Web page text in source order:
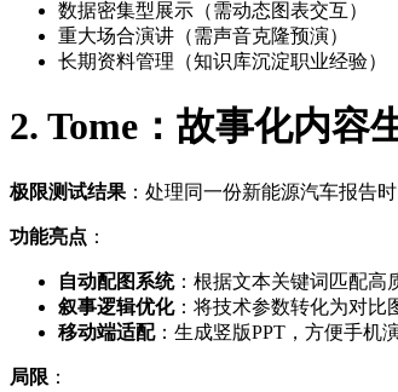
数据密集型展示（需动态图表交互）
重大场合演讲（需声音克隆预演）
长期资料管理（知识库沉淀职业经验）
2. Tome：故事化内容
极限测试结果 ：处理同一份新能源汽车报告
功能亮点 ：
自动配图系统：根据文本关键词匹配高
叙事逻辑优化：将技术参数转化为对比
移动端适配：生成竖版PPT，方便手机
局限 ：